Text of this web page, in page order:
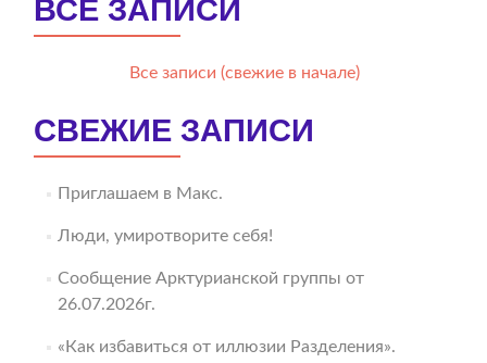
ВСЕ ЗАПИСИ
Все записи (свежие в начале)
СВЕЖИЕ ЗАПИСИ
Приглашаем в Макс.
Люди, умиротворите себя!
Сообщение Арктурианской группы от
26.07.2026г.
«Как избавиться от иллюзии Разделения».